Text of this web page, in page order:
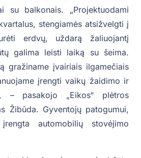
su balkonais. „Projektuodami
stengiamės atsižvelgti į
erdvų, uždarą žaliuojantį
galima leisti laiką su šeima.
gražiname įvairiais ilgamečiais
įrengti vaikų žaidimo ir
– pasakojo „Eikos“ plėtros
Žibūda. Gyventojų patogumui,
automobilių stovėjimo